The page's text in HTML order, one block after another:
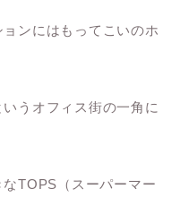
ンにはもってこいのホ
うオフィス街の一角に
TOPS（スーパーマー